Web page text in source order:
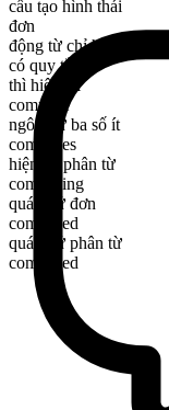
cấu tạo hình thái
đơn
động từ chỉ hành động
có quy tắc
thì hiện tại
compose
ngôi thứ ba số ít
composes
hiện tại phân từ
composing
quá khứ đơn
composed
quá khứ phân từ
composed